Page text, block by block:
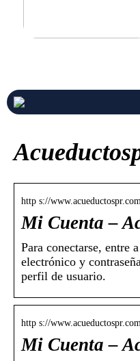
http s://
Mi Cuenta –
Para conectarse, entre
electrónico y
perfil de usuario.
http s://
Mi Cuenta –